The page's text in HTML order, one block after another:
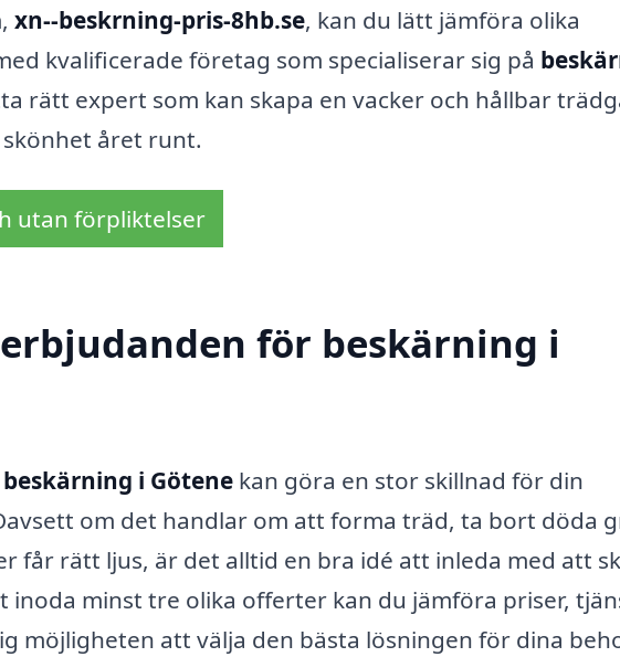
xn--beskrning-pris-8hb.se, kan du lätt jämföra olika
kvalificerade företag som specialiserar sig på
rätt expert som kan skapa en vacker och hållbar
året runt.
utan förpliktelser
för beskärning i
beskärning i Götene kan göra en stor skillnad för din
om det handlar om att forma träd, ta bort döda
får rätt ljus, är det alltid en bra idé att inleda med att
inoda minst tre olika offerter kan du jämföra priser,
möjligheten att välja den bästa lösningen för dina